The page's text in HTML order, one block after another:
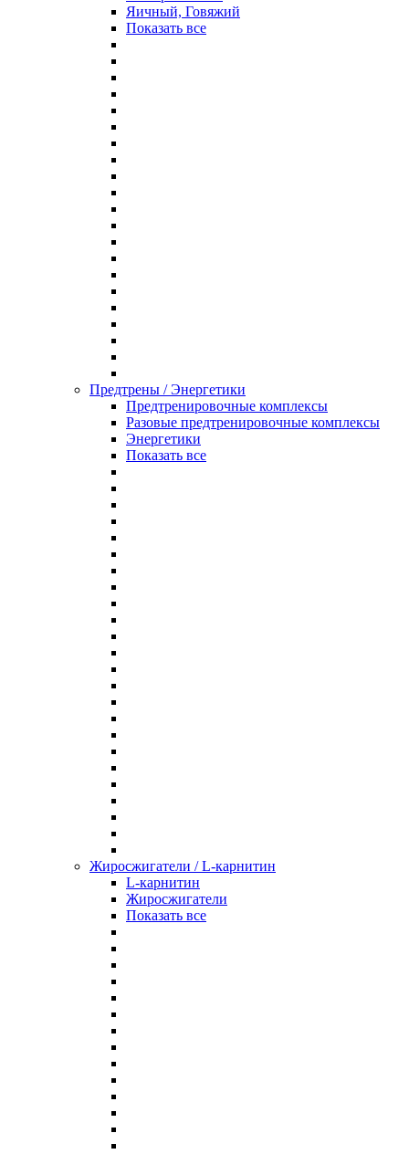
Яичный, Говяжий
Показать все
Предтрены / Энергетики
Предтренировочные комплексы
Разовые предтренировочные комплексы
Энергетики
Показать все
Жиросжигатели / L-карнитин
L-карнитин
Жиросжигатели
Показать все